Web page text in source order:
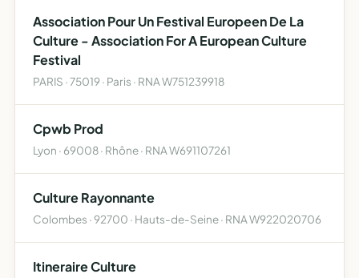
Association Pour Un Festival Europeen De La
Culture - Association For A European Culture
Festival
PARIS · 75019 · Paris · RNA W751239918
Cpwb Prod
Lyon · 69008 · Rhône · RNA W691107261
Culture Rayonnante
Colombes · 92700 · Hauts-de-Seine · RNA W922020706
Itineraire Culture